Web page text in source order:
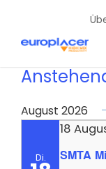
content
Full Line
Dienste
Kontakt
wählen.
August 2026
Di. SMTA
18